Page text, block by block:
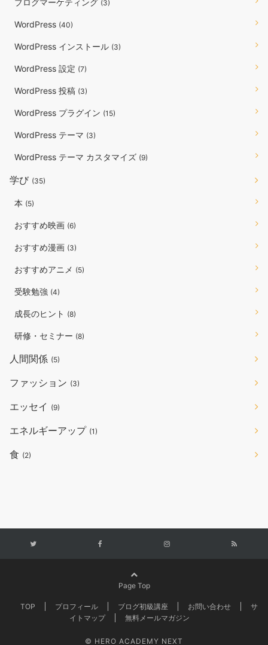
(3)
WordPress (40)
WordPress インストール (3)
WordPress 設定 (7)
WordPress 投稿 (3)
WordPress プラグイン (15)
WordPress テーマ (3)
WordPress テーマ カスタマイズ (9)
学び (35)
本 (5)
おすすめ映画 (6)
おすすめ漫画 (3)
おすすめアニメ (5)
受験勉強 (4)
成長のヒント (8)
研修・セミナー (8)
人間関係 (5)
ファッション (3)
エッセイ (9)
エネルギーアップ (1)
食 (2)
Page Top
TOP プロフィール ブログ初級講座 お問い合わせ
サ
イトマップ
無料メールマガジン
© HERO ACADEMY NEXT